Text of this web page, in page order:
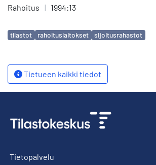
Rahoitus | 1994:13
Avainsanat
tilastot rahoituslaitokset sijoitusrahastot
Tietueen kaikki tiedot
Tietopalvelu